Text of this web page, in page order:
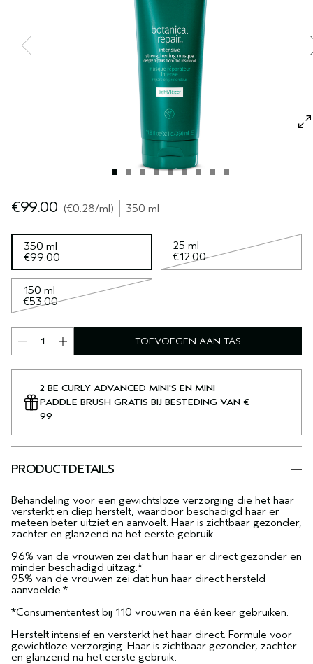
GEVOELIGE HOOFDHUID
ALLE COLLECTIES
€99.00 €0.28/ml 350 ml
350 ml
€99.00
25 ml
€12.00
150 ml
€53.00
TOEVOEGEN AAN TAS
2 BE CURLY ADVANCED MINI'S EN MINI
PADDLE BRUSH GRATIS BIJ BESTEDING VAN €
99
PRODUCTDETAILS
Behandeling voor een gewichtsloze verzorging die het haar
versterkt en diep herstelt, waardoor beschadigd haar er
meteen beter uitziet en aanvoelt. Haar is zichtbaar gezonder,
zachter en glanzend na het eerste gebruik.
96% van de vrouwen zei dat hun haar er direct gezonder en
minder beschadigd uitzag.*
95% van de vrouwen zei dat hun haar direct hersteld
aanvoelde.*
*Consumententest bij 110 vrouwen na één keer gebruiken.
Herstelt intensief en versterkt het haar direct. Formule voor
gewichtloze verzorging. Haar is zichtbaar gezonder, zachter
en glanzend na het eerste gebruik.